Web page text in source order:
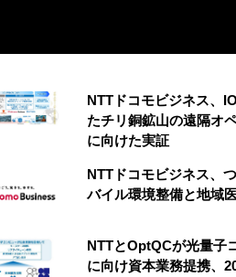
NTTドコモビジネス、
たチリ銅鉱山の遠隔オ
に向けた実証
NTTドコモビジネス、
バイル環境整備と地域
NTTとOptQCが光量子
に向け資本業務提携、